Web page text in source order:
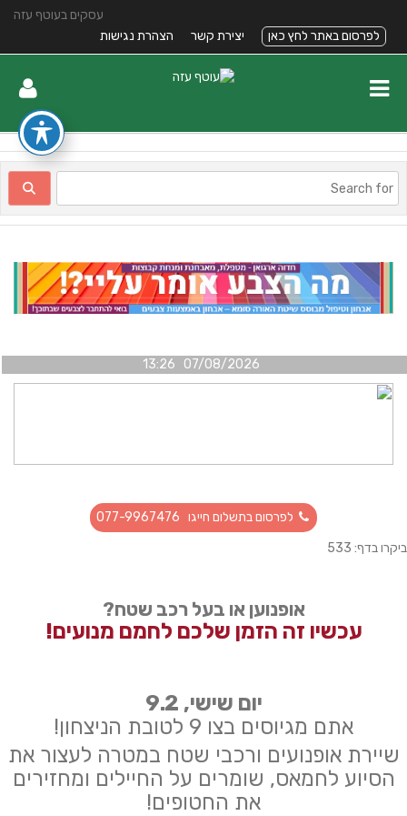
עסקים בעוטף עזה
לפרסום באתר לחץ כאן
יצירת קשר הצהרת נגישות
07/08/2026 13:26
לפרסום בתשלום חייגו 077-9967476
ביקרו בדף: 533
אופנוען או בעל רכב שטח?
עכשיו זה הזמן שלכם לחמם מנועים!
יום שישי, 9.2
אתם מגיוסים בצו 9 לטובת הניצחון!
שיירת אופנועים ורכבי שטח במטרה לעצור את
הסיוע לחמאס, שומרים על החיילים ומחזירים
את החטופים!